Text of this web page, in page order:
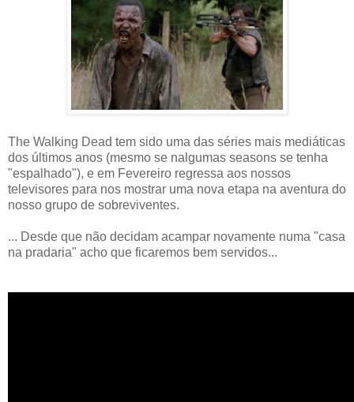
The Walking Dead tem sido uma das séries mais mediáticas
dos últimos anos (mesmo se nalgumas seasons se tenha
"espalhado"), e em Fevereiro regressa aos nossos
televisores para nos mostrar uma nova etapa na aventura do
nosso grupo de sobreviventes.
... Desde que não decidam acampar novamente numa "casa
na pradaria" acho que ficaremos bem servidos...